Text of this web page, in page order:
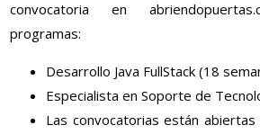
convocatoria en
programas:
Desarrollo Java FullStack (18
Especialista en Soporte de
Las convocatorias están